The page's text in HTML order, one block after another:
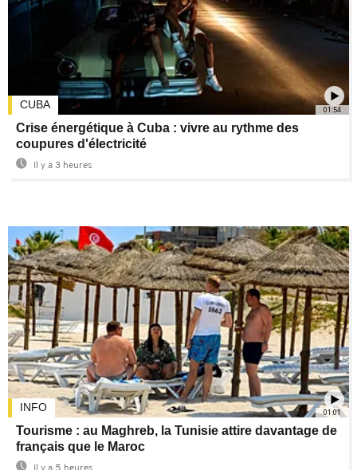
01:54
CUBA
Crise énergétique à Cuba : vivre au rythme des
coupures d'électricité
Il y a 3 heures
01:01
INFO
Tourisme : au Maghreb, la Tunisie attire davantage de
français que le Maroc